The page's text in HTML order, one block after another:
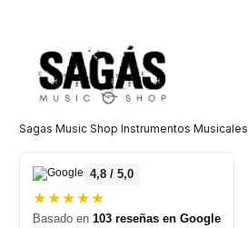
Sagas Music Shop Instrumentos Musicales
4,8 / 5,0
★★★★★
Basado en 103 reseñas en Google